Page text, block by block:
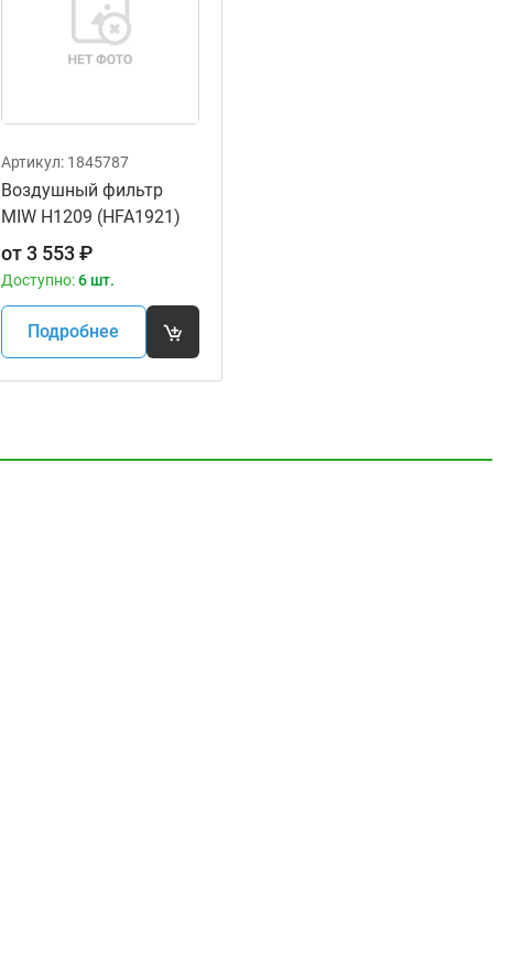
Артикул: 1845787
Воздушный фильтр
MIW H1209 (HFA1921)
от3 553₽
Доступно:6 шт.
Подробнее